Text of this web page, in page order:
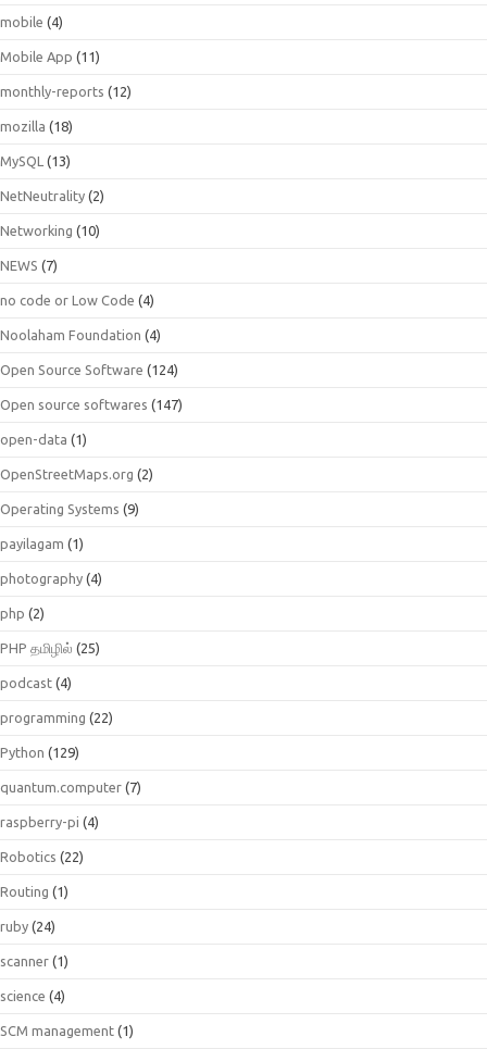
mobile (4)
Mobile App (11)
monthly-reports (12)
mozilla (18)
MySQL (13)
NetNeutrality (2)
Networking (10)
NEWS (7)
no code or Low Code (4)
Noolaham Foundation (4)
Open Source Software (124)
Open source softwares (147)
open-data (1)
OpenStreetMaps.org (2)
Operating Systems (9)
payilagam (1)
photography (4)
php (2)
PHP தமிழில் (25)
podcast (4)
programming (22)
Python (129)
quantum.computer (7)
raspberry-pi (4)
Robotics (22)
Routing (1)
ruby (24)
scanner (1)
science (4)
SCM management (1)